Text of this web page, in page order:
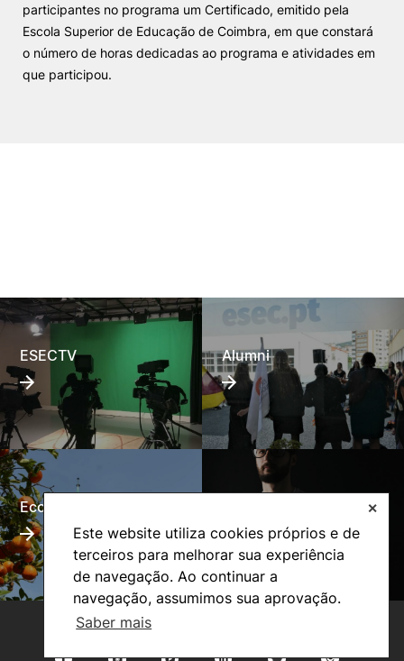
Este website utiliza cookies próprios e de
terceiros para melhorar sua experiência
de navegação. Ao continuar a
navegação, assumimos sua aprovação.
Saber mais
✕
participantes no programa um Certificado, emitido pela
Escola Superior de Educação de Coimbra, em que constará
o número de horas dedicadas ao programa e atividades em
que participou.
ESECTV Alumni
Eco-Escola